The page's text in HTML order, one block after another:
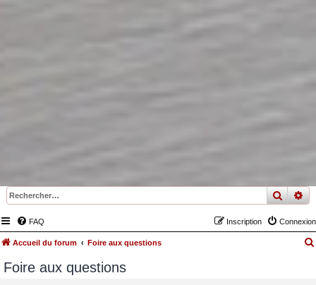
FAQ Connexion
Inscription
Accueil du forum Foire aux questions
Foire aux questions